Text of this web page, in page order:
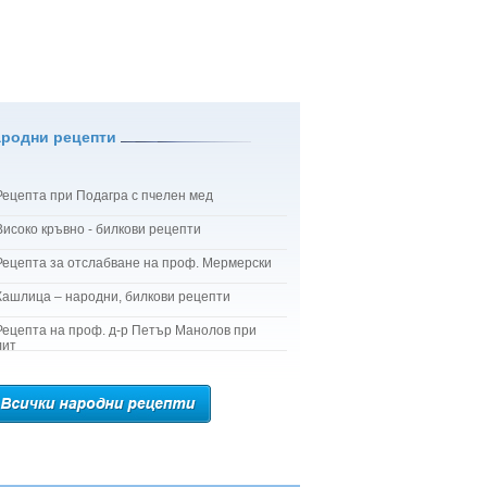
рецепти
при Подагра с пчелен мед
кръвно - билкови рецепти
за отслабване на проф. Мермерски
– народни, билкови рецепти
на проф. д-р Петър Манолов при